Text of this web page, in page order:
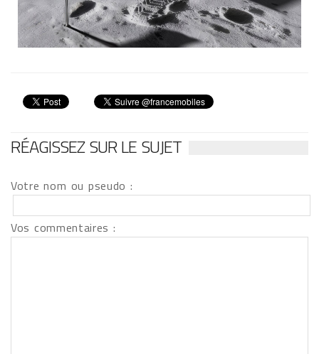
RÉAGISSEZ SUR LE SUJET
Votre nom ou pseudo :
Vos commentaires :